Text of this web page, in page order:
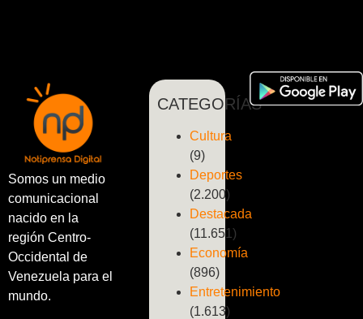
Somos un medio
comunicacional
nacido en la
región Centro-
Occidental de
Venezuela para el
mundo.
CATEGORÍAS
Cultura
(9)
Deportes
(2.200)
Destacada
(11.651)
Economía
(896)
Entretenimiento
(1.613)